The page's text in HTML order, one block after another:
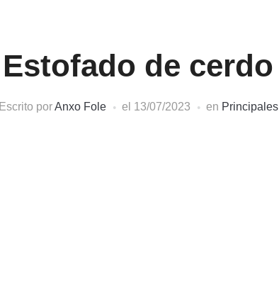
Estofado de cerdo
Escrito porAnxo Fole el 13/07/2023 en Principales